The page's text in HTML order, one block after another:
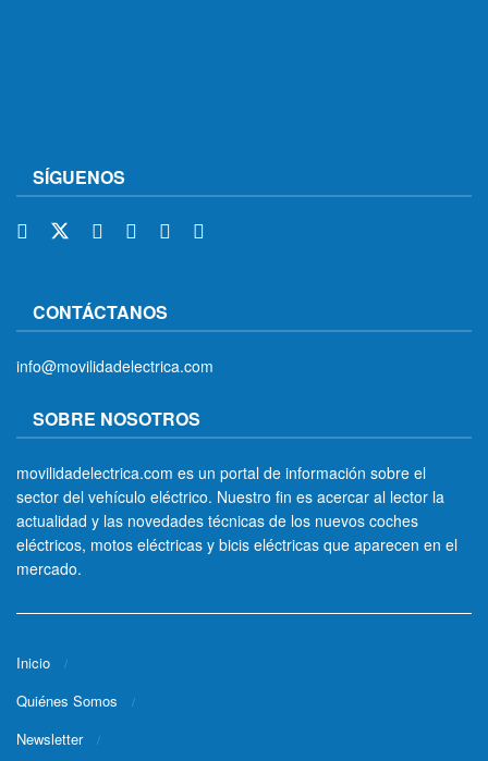
SÍGUENOS
CONTÁCTANOS
info@movilidadelectrica.com
SOBRE NOSOTROS
movilidadelectrica.com es un portal de información sobre el
sector del vehículo eléctrico. Nuestro fin es acercar al lector la
actualidad y las novedades técnicas de los nuevos coches
eléctricos, motos eléctricas y bicis eléctricas que aparecen en el
mercado.
Inicio
Quiénes Somos
Newsletter